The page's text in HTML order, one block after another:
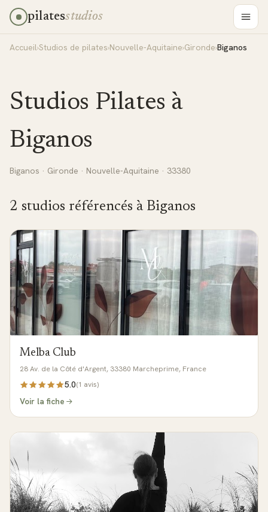
pilatesstudios
Accueil›Studios de pilates›Nouvelle-Aquitaine›Gironde›Biganos
Studios Pilates à
Biganos
Biganos · Gironde · Nouvelle-Aquitaine · 33380
2 studios référencés à Biganos
Melba Club
28 Av. de la Côté d'Argent, 33380 Marcheprime, France
5.0(1 avis)
Voir la fiche